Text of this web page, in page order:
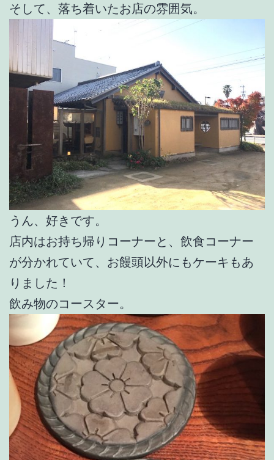
そして、落ち着いたお店の雰囲気。
うん、好きです。
店内はお持ち帰りコーナーと、飲食コーナー
が分かれていて、お饅頭以外にもケーキもあ
りました！
飲み物のコースター。